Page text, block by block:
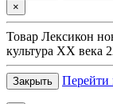
×
Товар Лексикон
культура XX века
Закрыть Перейти